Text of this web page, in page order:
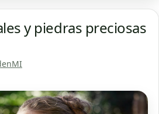
y piedras preciosas